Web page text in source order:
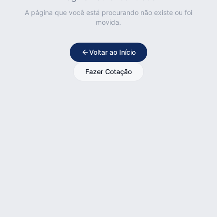
A página que você está procurando não existe ou foi
movida.
Voltar ao Início
Fazer Cotação